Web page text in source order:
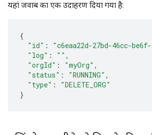
यहां जवाब का एक उदाहरण दिया गया है:
{
"id" : "c6eaa22d-27bd-46cc-
"log" : "" ,
"orgId" : "myOrg" ,
"status" : "RUNNING" ,
"type" :
"DELETE_ORG"
}